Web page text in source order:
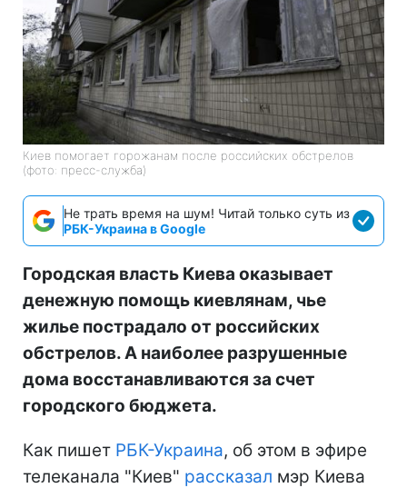
Киев помогает горожанам после российских обстрелов
(фото: пресс-служба)
Не трать время на шум! Читай только суть из
РБК-Украина в Google
Городская власть Киева оказывает
денежную помощь киевлянам, чье
жилье пострадало от российских
обстрелов. А наиболее разрушенные
дома восстанавливаются за счет
городского бюджета.
Как пишет РБК-Украина, об этом в эфире
телеканала "Киев" рассказал мэр Киева